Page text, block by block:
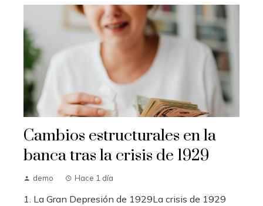
Cambios estructurales en la
banca tras la crisis de 1929
demo Hace 1 día
1. La Gran Depresión de 1929La crisis de 1929